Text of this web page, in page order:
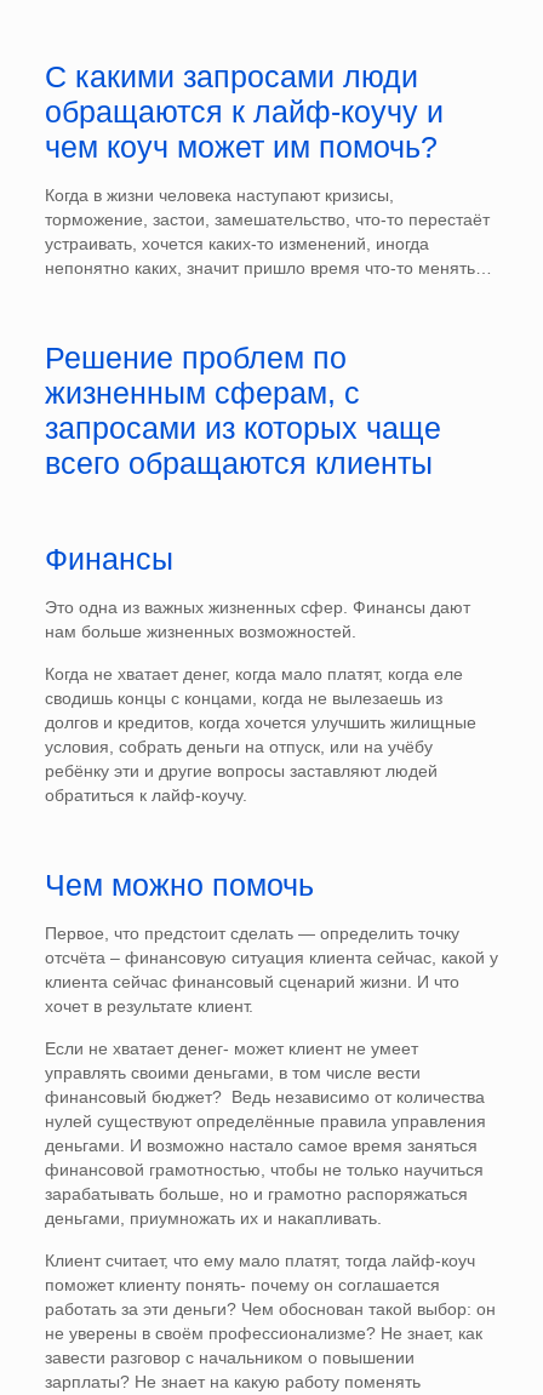
С какими запросами люди
обращаются к лайф-коучу и
чем коуч может им помочь?
Когда в жизни человека наступают кризисы,
торможение, застои, замешательство, что-то перестаёт
устраивать, хочется каких-то изменений, иногда
непонятно каких, значит пришло время что-то менять…
Решение проблем по
жизненным сферам, с
запросами из которых чаще
всего обращаются клиенты
Финансы
Это одна из важных жизненных сфер. Финансы дают
нам больше жизненных возможностей.
Когда не хватает денег, когда мало платят, когда еле
сводишь концы с концами, когда не вылезаешь из
долгов и кредитов, когда хочется улучшить жилищные
условия, собрать деньги на отпуск, или на учёбу
ребёнку эти и другие вопросы заставляют людей
обратиться к лайф-коучу.
Чем можно помочь
Первое, что предстоит сделать — определить точку
отсчёта – финансовую ситуация клиента сейчас, какой у
клиента сейчас финансовый сценарий жизни. И что
хочет в результате клиент.
Если не хватает денег- может клиент не умеет
управлять своими деньгами, в том числе вести
финансовый бюджет? Ведь независимо от количества
нулей существуют определённые правила управления
деньгами. И возможно настало самое время заняться
финансовой грамотностью, чтобы не только научиться
зарабатывать больше, но и грамотно распоряжаться
деньгами, приумножать их и накапливать.
Клиент считает, что ему мало платят, тогда лайф-коуч
поможет клиенту понять- почему он соглашается
работать за эти деньги? Чем обоснован такой выбор: он
не уверены в своём профессионализме? Не знает, как
завести разговор с начальником о повышении
зарплаты? Не знает на какую работу поменять